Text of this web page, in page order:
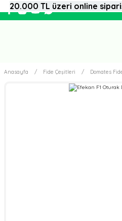
Anasayfa Fide Çeşitleri Domates
20.000 TL üzeri online